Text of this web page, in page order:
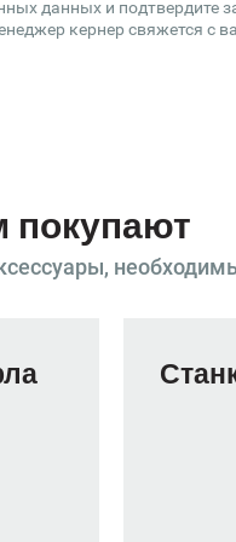
данных и подтвердите
кернер свяжется с
покупают